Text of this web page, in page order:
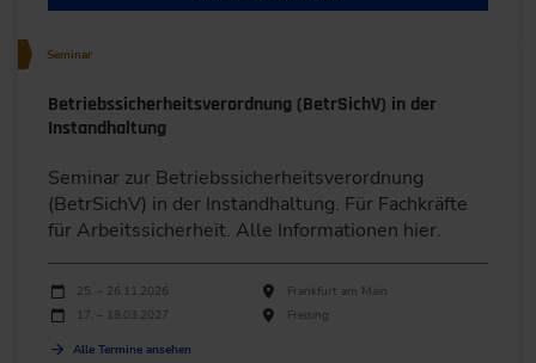
Seminar
Betriebssicherheitsverordnung (BetrSichV) in der
Instandhaltung
Seminar zur Betriebssicherheitsverordnung
(BetrSichV) in der Instandhaltung. Für Fachkräfte
für Arbeitssicherheit. Alle Informationen hier.
Durchführungen
Veranstaltungsdatum Veranstaltungsort
25. – 26.11.2026
Frankfurt am Main
17. – 18.03.2027
Freising
Alle Termine ansehen